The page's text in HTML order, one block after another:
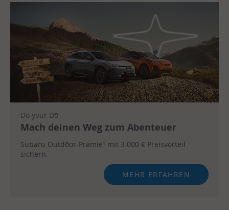
Do your Dō
Mach deinen Weg zum Abenteuer
Subaru Outdōor-Prämie¹ mit 3.000 € Preisvorteil
sichern.
MEHR ERFAHREN